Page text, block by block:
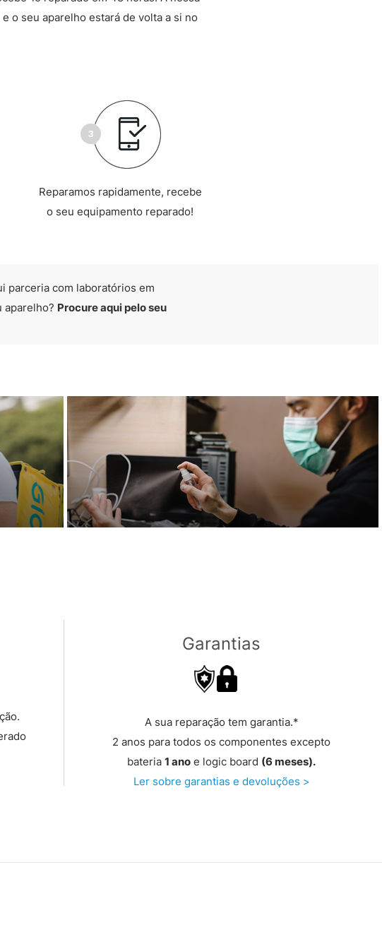
o seu aparelho estará de volta a si no
Reparamos rapidamente, recebe
o seu equipamento reparado!
parceria com laboratórios em
aparelho? Procure aqui pelo seu
Garantias
A sua reparação tem garantia.*
2 anos para todos os componentes excepto
bateria1 ano e logic board (6 meses).
Ler sobre garantias e devoluções >